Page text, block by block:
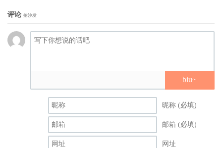
评论 抢沙发
biu~
昵称 (必填)
邮箱 (必填)
网址